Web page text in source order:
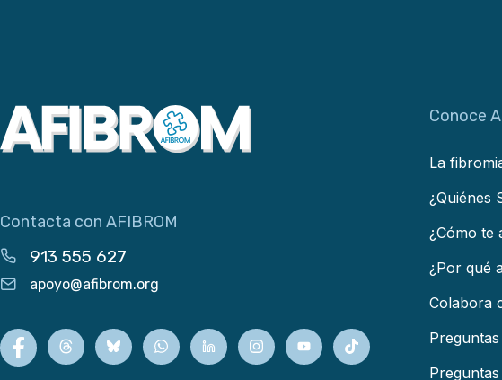
Contacta con AFIBROM
913 555 627
apoyo@afibrom.org
Conoce
La
¿Quiénes
¿Cómo te
¿Por qué
Colabora